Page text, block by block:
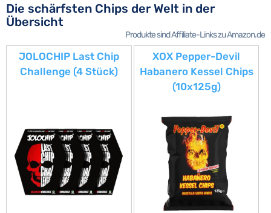
Die schärfsten Chips der Welt in der
Übersicht
Produkte sind Affiliate-Links zu Amazon.de
JOLOCHIP Last Chip
Challenge (4 Stück)
XOX Pepper-Devil
Habanero Kessel Chips
(10x125g)